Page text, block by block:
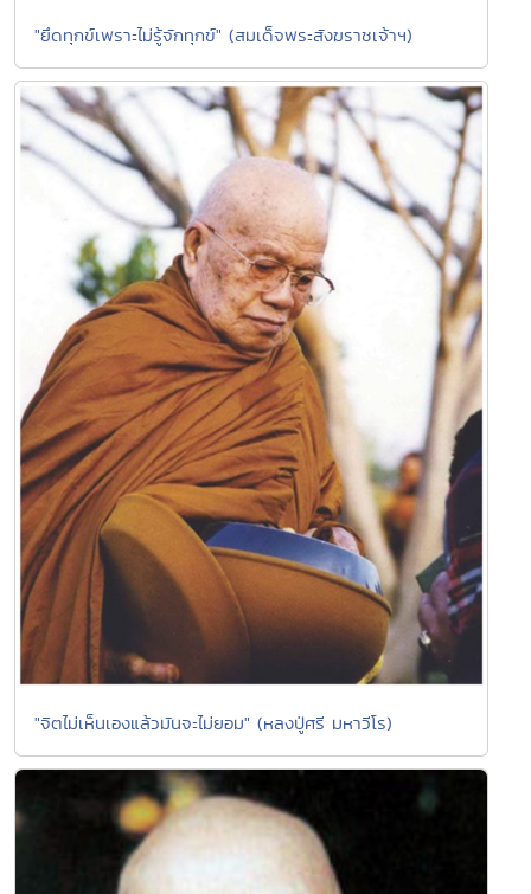
"ยึดทุกข์เพราะไม่รู้จักทุกข์" (สมเด็จพระสังฆราชเจ้าฯ)
"จิตไม่เห็นเองแล้วมันจะไม่ยอม" (หลงปู่ศรี มหาวีโร)